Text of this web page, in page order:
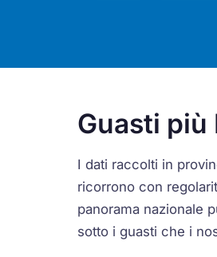
Guasti più
I dati raccolti in
ricorrono con
panorama nazionale
sotto i guasti che i